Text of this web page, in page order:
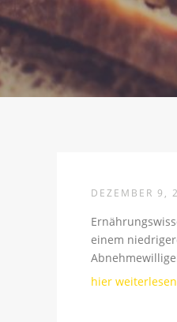
DEZEMBER 9,
einem
hier